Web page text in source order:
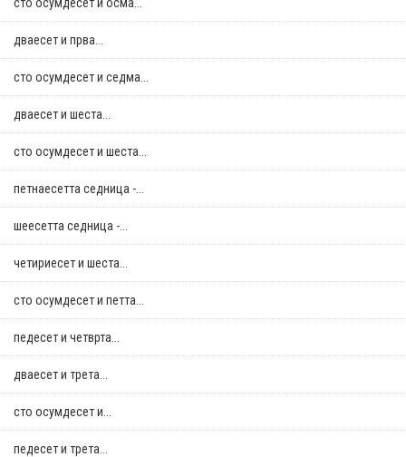
дваесет и прва...
сто осумдесет и седма...
дваесет и шеста...
сто осумдесет и шеста...
петнаесетта седница -...
шеесетта седница -...
четириесет и шеста...
сто осумдесет и петта...
педесет и четврта...
дваесет и трета...
сто осумдесет и...
педесет и трета...